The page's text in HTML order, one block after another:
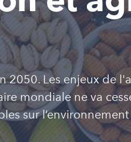
2050. Les enjeux de
mondiale ne va
sur